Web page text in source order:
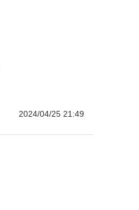
2024/04/25 21:49